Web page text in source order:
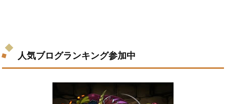
人気ブログランキング参加中